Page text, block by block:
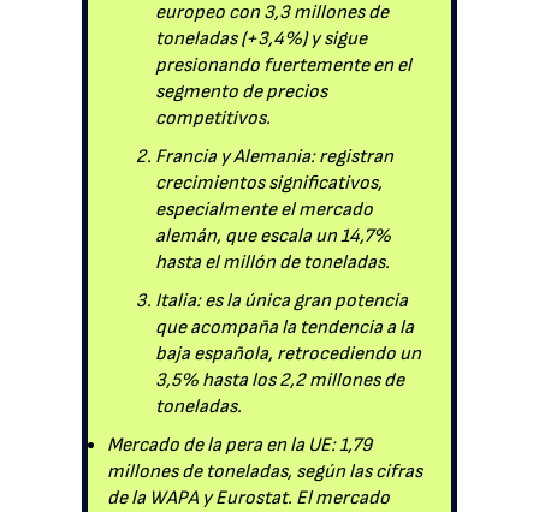
europeo con 3,3 millones de
toneladas (+3,4%) y sigue
presionando fuertemente en el
segmento de precios
competitivos.
Francia y Alemania: registran
crecimientos significativos,
especialmente el mercado
alemán, que escala un 14,7%
hasta el millón de toneladas.
Italia: es la única gran potencia
que acompaña la tendencia a la
baja española, retrocediendo un
3,5% hasta los 2,2 millones de
toneladas.
Mercado de la pera en la UE: 1,79
millones de toneladas, según las cifras
de la WAPA y Eurostat. El mercado